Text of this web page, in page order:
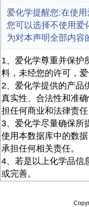
爱化学提醒您:在使
您可以选择不使用爱
为对本声明全部内容
1、爱化学尊重并保护
料，未经您的许可，
2、爱化学提供的产品
真实性、合法性和准
担任何商业和法律责任
3、爱化学尽量确保所
使用本数据库中的数
承担任何相关责任。
4、若是以上化学品信
或完善。